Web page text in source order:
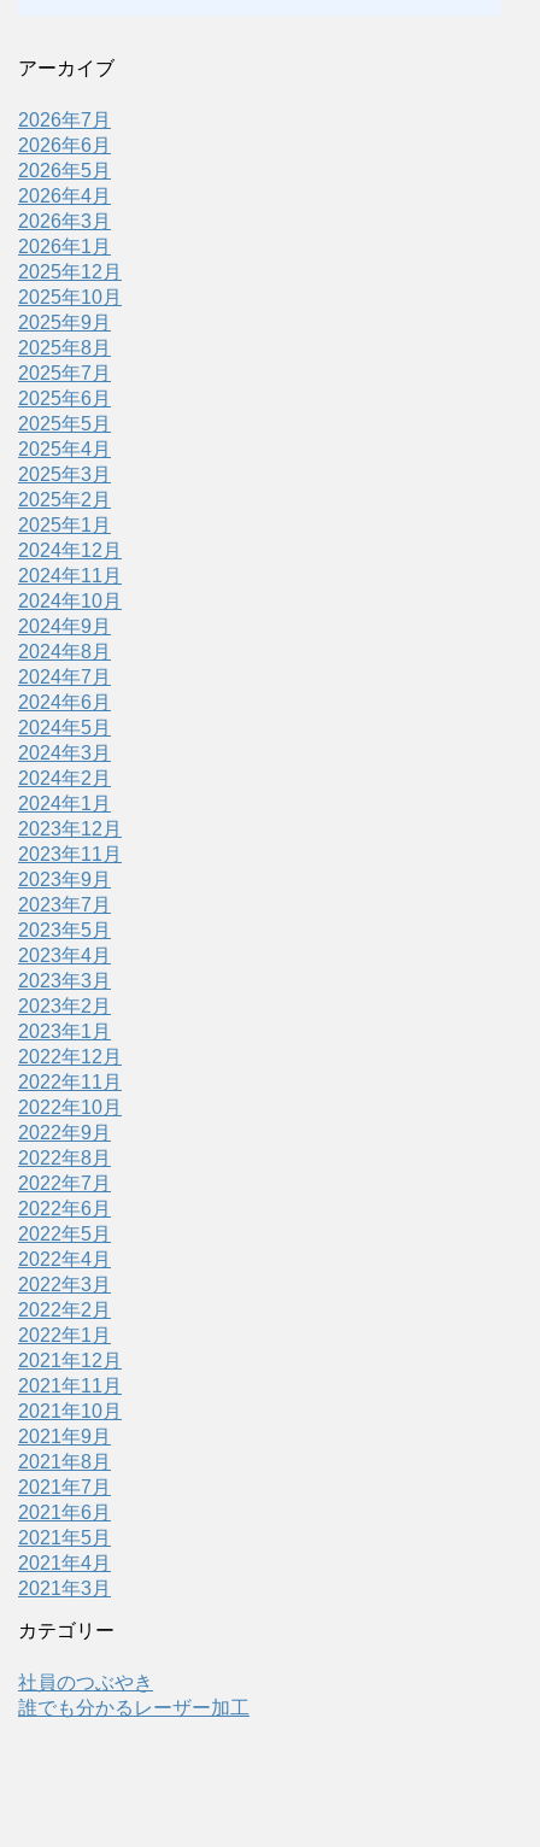
アーカイブ
2026年7月
2026年6月
2026年5月
2026年4月
2026年3月
2026年1月
2025年12月
2025年10月
2025年9月
2025年8月
2025年7月
2025年6月
2025年5月
2025年4月
2025年3月
2025年2月
2025年1月
2024年12月
2024年11月
2024年10月
2024年9月
2024年8月
2024年7月
2024年6月
2024年5月
2024年3月
2024年2月
2024年1月
2023年12月
2023年11月
2023年9月
2023年7月
2023年5月
2023年4月
2023年3月
2023年2月
2023年1月
2022年12月
2022年11月
2022年10月
2022年9月
2022年8月
2022年7月
2022年6月
2022年5月
2022年4月
2022年3月
2022年2月
2022年1月
2021年12月
2021年11月
2021年10月
2021年9月
2021年8月
2021年7月
2021年6月
2021年5月
2021年4月
2021年3月
カテゴリー
社員のつぶやき
誰でも分かるレーザー加工